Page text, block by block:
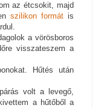
az étcsokit, majd
szilikon formátis
a vörösboros
visszateszem a
Hűtés után
volt a levegő,
a hűtőből a